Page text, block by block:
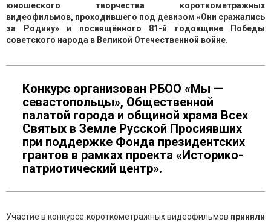
юношеского творчества короткометражных
видеофильмов, проходившего под девизом «Они сражались
за Родину» и посвящённого 81-й годовщине Победы
советского народа в Великой Отечественной войне.
Конкурс организован РБОО «Мы —
севастопольцы», Общественной
палатой города и общиной храма Всех
Святых в Земле Русской Просиявших
при поддержке Фонда президентских
грантов в рамках проекта «Историко-
патриотический центр».
Участие в конкурсе короткометражных видеофильмов приняли